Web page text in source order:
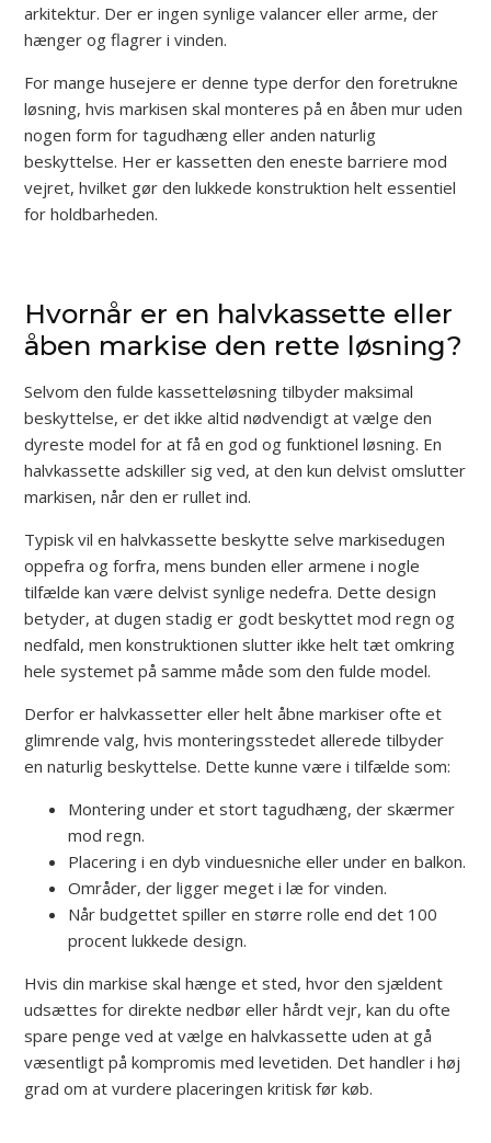
arkitektur. Der er ingen synlige valancer eller arme, der
hænger og flagrer i vinden.
For mange husejere er denne type derfor den foretrukne
løsning, hvis markisen skal monteres på en åben mur uden
nogen form for tagudhæng eller anden naturlig
beskyttelse. Her er kassetten den eneste barriere mod
vejret, hvilket gør den lukkede konstruktion helt essentiel
for holdbarheden.
Hvornår er en halvkassette eller
åben markise den rette løsning?
Selvom den fulde kassetteløsning tilbyder maksimal
beskyttelse, er det ikke altid nødvendigt at vælge den
dyreste model for at få en god og funktionel løsning. En
halvkassette adskiller sig ved, at den kun delvist omslutter
markisen, når den er rullet ind.
Typisk vil en halvkassette beskytte selve markisedugen
oppefra og forfra, mens bunden eller armene i nogle
tilfælde kan være delvist synlige nedefra. Dette design
betyder, at dugen stadig er godt beskyttet mod regn og
nedfald, men konstruktionen slutter ikke helt tæt omkring
hele systemet på samme måde som den fulde model.
Derfor er halvkassetter eller helt åbne markiser ofte et
glimrende valg, hvis monteringsstedet allerede tilbyder
en naturlig beskyttelse. Dette kunne være i tilfælde som:
Montering under et stort tagudhæng, der skærmer
mod regn.
Placering i en dyb vinduesniche eller under en balkon.
Områder, der ligger meget i læ for vinden.
Når budgettet spiller en større rolle end det 100
procent lukkede design.
Hvis din markise skal hænge et sted, hvor den sjældent
udsættes for direkte nedbør eller hårdt vejr, kan du ofte
spare penge ved at vælge en halvkassette uden at gå
væsentligt på kompromis med levetiden. Det handler i høj
grad om at vurdere placeringen kritisk før køb.